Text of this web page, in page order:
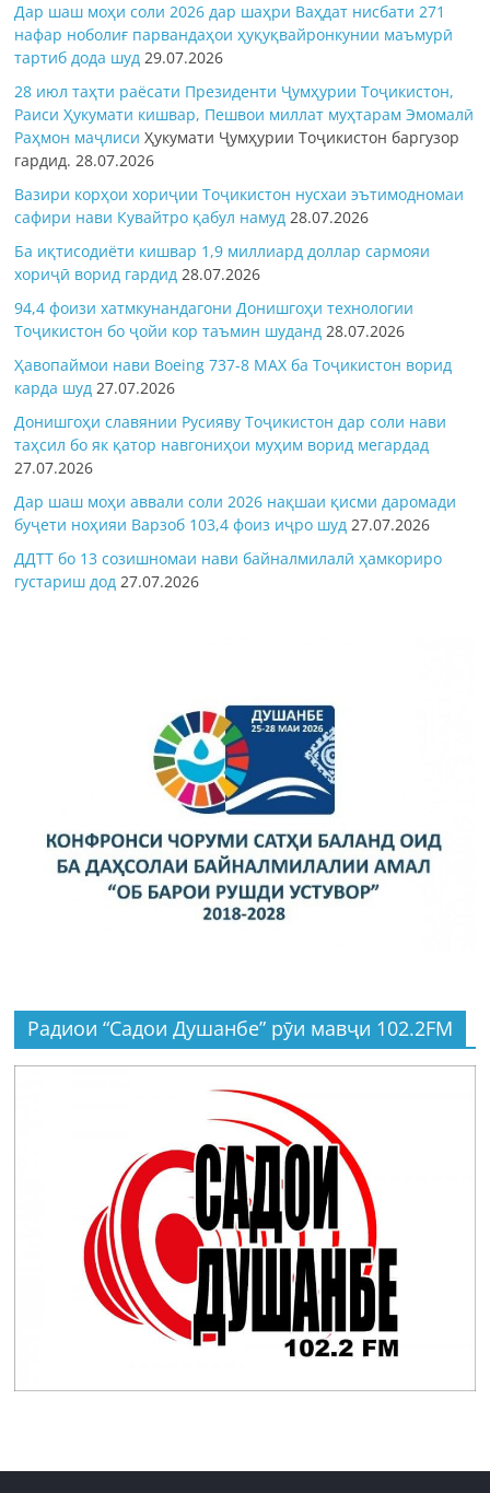
Дар шаш моҳи соли 2026 дар шаҳри Ваҳдат нисбати 271
нафар ноболиғ парвандаҳои ҳуқуқвайронкунии маъмурӣ
тартиб дода шуд 29.07.2026
28 июл таҳти раёсати Президенти Ҷумҳурии Тоҷикистон,
Раиси Ҳукумати кишвар, Пешвои миллат муҳтарам Эмомалӣ
Раҳмон маҷлисиҲукумати Ҷумҳурии Тоҷикистон баргузор
гардид.28.07.2026
Вазири корҳои хориҷии Тоҷикистон нусхаи эътимодномаи
сафири нави Кувайтро қабул намуд 28.07.2026
Ба иқтисодиёти кишвар 1,9 миллиард доллар сармояи
хориҷӣ ворид гардид 28.07.2026
94,4 фоизи хатмкунандагони Донишгоҳи технологии
Тоҷикистон бо ҷойи кор таъмин шуданд 28.07.2026
Ҳавопаймои нави Boeing 737-8 MAX ба Тоҷикистон ворид
карда шуд 27.07.2026
Донишгоҳи славянии Русияву Тоҷикистон дар соли нави
таҳсил бо як қатор навгониҳои муҳим ворид мегардад
27.07.2026
Дар шаш моҳи аввали соли 2026 нақшаи қисми даромади
буҷети ноҳияи Варзоб 103,4 фоиз иҷро шуд 27.07.2026
ДДТТ бо 13 созишномаи нави байналмилалӣ ҳамкориро
густариш дод 27.07.2026
Радиои “Садои Душанбе” рӯи мавҷи 102.2FM